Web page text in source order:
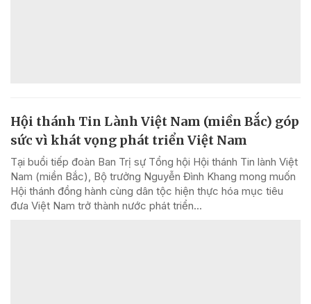
Hội thánh Tin Lành Việt Nam (miền Bắc) góp
sức vì khát vọng phát triển Việt Nam
Tại buổi tiếp đoàn Ban Trị sự Tổng hội Hội thánh Tin lành Việt
Nam (miền Bắc), Bộ trưởng Nguyễn Đình Khang mong muốn
Hội thánh đồng hành cùng dân tộc hiện thực hóa mục tiêu
đưa Việt Nam trở thành nước phát triển...